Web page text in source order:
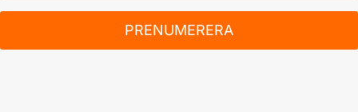
PRENUMERERA